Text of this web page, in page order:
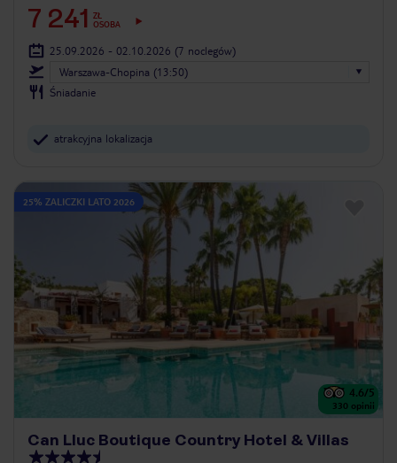
7 241
ZŁ
OSOBA
25.09.2026 - 02.10.2026 (7 noclegów)
Warszawa-Chopina (13:50)
Śniadanie
atrakcyjna lokalizacja
25% ZALICZKI LATO 2026
4.6/5
330 opinii
Can Lluc Boutique Country Hotel & Villas